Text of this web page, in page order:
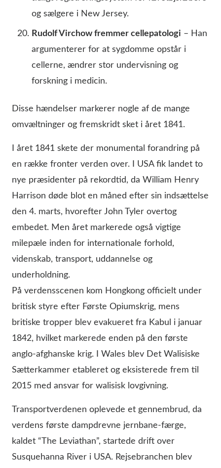
og sælgere i New Jersey.
Rudolf Virchow fremmer cellepatologi – Han
argumenterer for at sygdomme opstår i
cellerne, ændrer stor undervisning og
forskning i medicin.
Disse hændelser markerer nogle af de mange
omvæltninger og fremskridt sket i året 1841.
I året 1841 skete der monumental forandring på
en række fronter verden over. I USA fik landet to
nye præsidenter på rekordtid, da William Henry
Harrison døde blot en måned efter sin indsættelse
den 4. marts, hvorefter John Tyler overtog
embedet. Men året markerede også vigtige
milepæle inden for internationale forhold,
videnskab, transport, uddannelse og
underholdning.
På verdensscenen kom Hongkong officielt under
britisk styre efter Første Opiumskrig, mens
britiske tropper blev evakueret fra Kabul i januar
1842, hvilket markerede enden på den første
anglo-afghanske krig. I Wales blev Det Walisiske
Sætterkammer etableret og eksisterede frem til
2015 med ansvar for walisisk lovgivning.
Transportverdenen oplevede et gennembrud, da
verdens første dampdrevne jernbane-færge,
kaldet “The Leviathan”, startede drift over
Susquehanna River i USA. Rejsebranchen blev